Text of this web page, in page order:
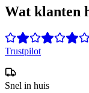
Wat klanten
Trustpilot
Snel in huis